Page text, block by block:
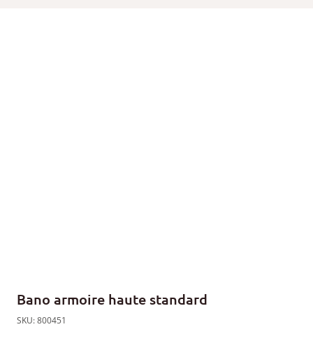
Bano armoire haute standard
SKU: 800451